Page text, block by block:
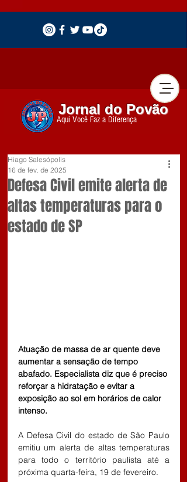
Jornal do Povão
Aqui Você Faz a Diferença
Defesa Civil emite alerta de
altas temperaturas para o
estado de SP
Hiago Salesópolis
16 de fev. de 2025
Atuação de massa de ar quente deve
aumentar a sensação de tempo
abafado. Especialista diz que é preciso
reforçar a hidratação e evitar a
exposição ao sol em horários de calor
intenso.
A Defesa Civil do estado de São Paulo
emitiu um alerta de altas temperaturas
para todo o território paulista até a
próxima quarta-feira, 19 de fevereiro.